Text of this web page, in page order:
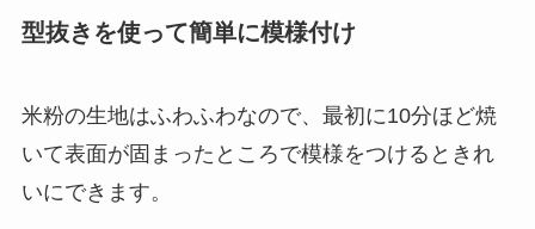
型抜きを使って簡単に模様付け
米粉の生地はふわふわなので、最初に10分ほど焼
いて表面が固まったところで模様をつけるときれ
いにできます。